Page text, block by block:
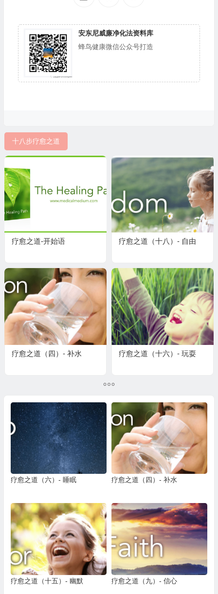
安东尼威廉净化法资料库
蜂鸟健康微信公众号打造
十八步疗愈之道
疗愈之道-开始语 疗愈之道（十八）- 自由
疗愈之道（四）- 补水 疗愈之道（十六）- 玩耍
疗愈之道（六）- 睡眠 疗愈之道（四）- 补水
疗愈之道（十五）- 幽默 疗愈之道（九）- 信心